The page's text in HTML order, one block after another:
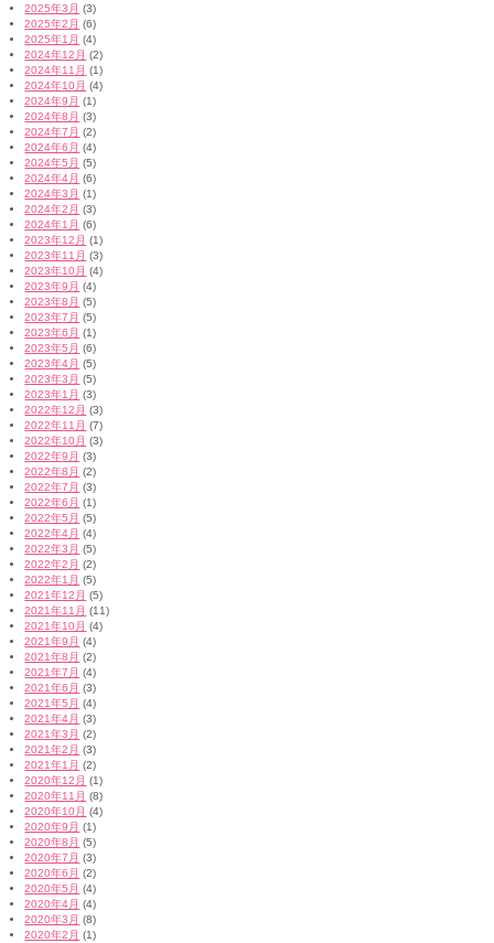
2025年3月 (3)
2025年2月 (6)
2025年1月 (4)
2024年12月 (2)
2024年11月 (1)
2024年10月 (4)
2024年9月 (1)
2024年8月 (3)
2024年7月 (2)
2024年6月 (4)
2024年5月 (5)
2024年4月 (6)
2024年3月 (1)
2024年2月 (3)
2024年1月 (6)
2023年12月 (1)
2023年11月 (3)
2023年10月 (4)
2023年9月 (4)
2023年8月 (5)
2023年7月 (5)
2023年6月 (1)
2023年5月 (6)
2023年4月 (5)
2023年3月 (5)
2023年1月 (3)
2022年12月 (3)
2022年11月 (7)
2022年10月 (3)
2022年9月 (3)
2022年8月 (2)
2022年7月 (3)
2022年6月 (1)
2022年5月 (5)
2022年4月 (4)
2022年3月 (5)
2022年2月 (2)
2022年1月 (5)
2021年12月 (5)
2021年11月 (11)
2021年10月 (4)
2021年9月 (4)
2021年8月 (2)
2021年7月 (4)
2021年6月 (3)
2021年5月 (4)
2021年4月 (3)
2021年3月 (2)
2021年2月 (3)
2021年1月 (2)
2020年12月 (1)
2020年11月 (8)
2020年10月 (4)
2020年9月 (1)
2020年8月 (5)
2020年7月 (3)
2020年6月 (2)
2020年5月 (4)
2020年4月 (4)
2020年3月 (8)
2020年2月 (1)